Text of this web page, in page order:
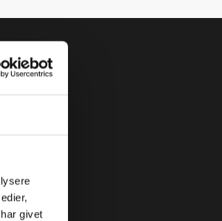
givet
en kunstart
ses som kunst, hvor en